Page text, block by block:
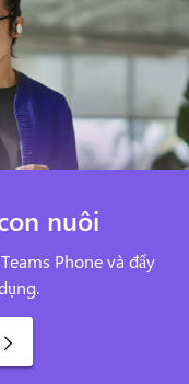
nuôi
Phone và đẩy